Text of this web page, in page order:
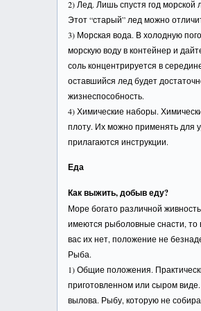
2) Лед. Лишь спустя год
Этот “старый” лед можно
3) Морская вода. В холодную
морскую воду в контейнер и
соль концентрируется в
оставшийся лед будет
жизнеспособность.
4) Химические наборы.
плоту. Их можно применять для
прилагаются инструкции.
Еда
Как выжить, добыв еду?
Море богато различной
имеются рыболовные снасти, то
вас их нет, положение не
Рыба.
1) Общие положения.
приготовленном или сыром
вылова. Рыбу, которую не